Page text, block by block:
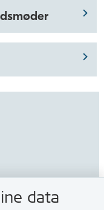
data